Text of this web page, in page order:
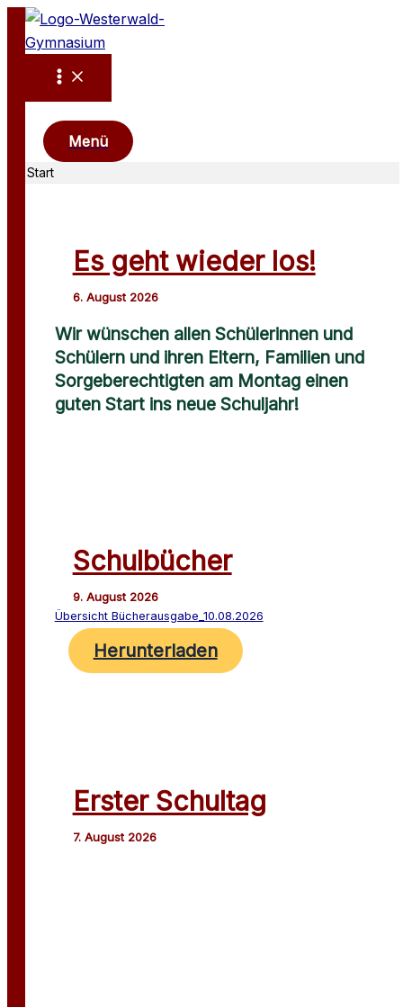
Zum
Inhalt
springen
Menü
Start
Es geht wieder los!
Wir wünschen allen Schülerinnen und
Schülern und ihren Eltern, Familien und
Sorgeberechtigten am Montag einen
guten Start ins neue Schuljahr!
Schulbücher
Übersicht Bücherausgabe_10.08.2026
Herunterladen
Erster Schultag